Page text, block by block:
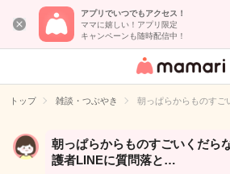
アプリでいつでもアクセス！
ママに嬉しい！アプリ限定
キャンペーンも随時配信中！
女性専用匿名QA
イト
トップ 雑談・つぶやき 朝っぱらからものすご
朝っぱらからものすごいくだら
護者LINEに質問落と…